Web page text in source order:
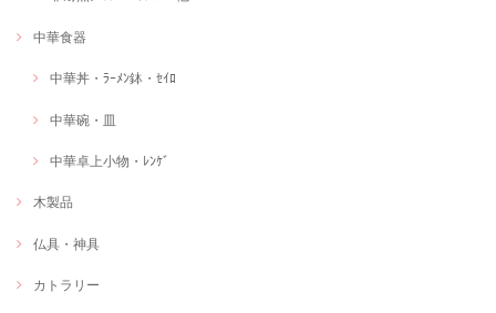
中華食器
中華丼・ﾗｰﾒﾝ鉢・ｾｲﾛ
中華碗・皿
中華卓上小物・ﾚﾝｹﾞ
木製品
仏具・神具
カトラリー